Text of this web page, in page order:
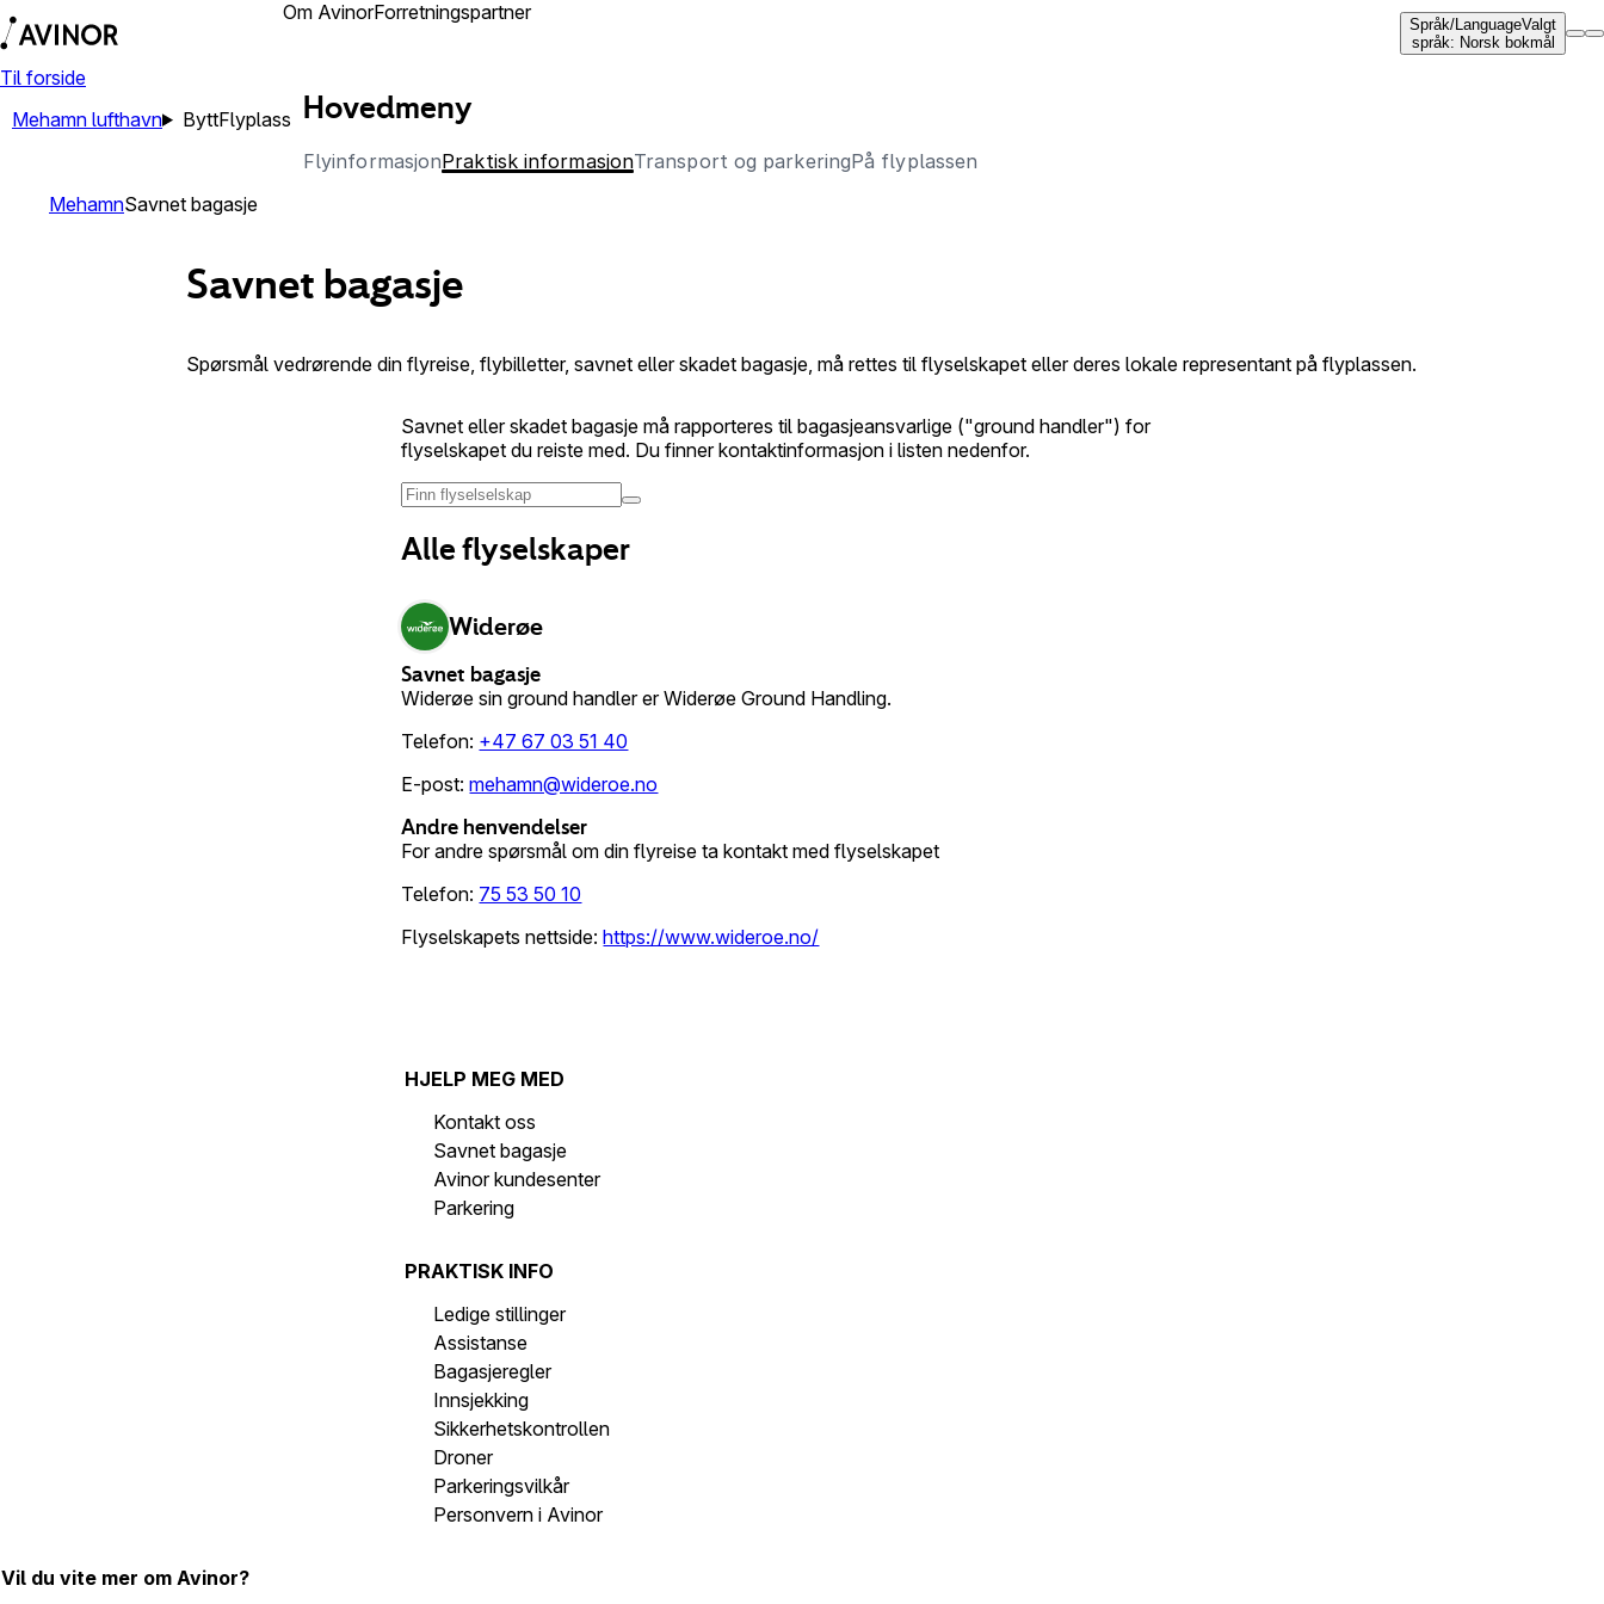
Til forside
Om AvinorForretningspartner
Mehamn lufthavn ByttFlyplass Hovedmeny
FlyinformasjonPraktisk informasjonTransport og parkeringPå flyplassen
Språk/LanguageValgt
språk: Norsk bokmål
MehamnSavnet bagasje
Savnet bagasje
Spørsmål vedrørende din flyreise, flybilletter, savnet eller skadet bagasje, må rettes til flyselskapet eller deres lokale representant på flyplassen.
Savnet eller skadet bagasje må rapporteres til bagasjeansvarlige ("ground handler") for
flyselskapet du reiste med. Du finner kontaktinformasjon i listen nedenfor.
Alle flyselskaper
Widerøe
Savnet bagasje
Widerøe sin ground handler er Widerøe Ground Handling.
Telefon: +47 67 03 51 40
E-post: mehamn@wideroe.no
Andre henvendelser
For andre spørsmål om din flyreise ta kontakt med flyselskapet
Telefon: 75 53 50 10
Flyselskapets nettside: https://www.wideroe.no/
HJELP MEG MED
Kontakt oss
Savnet bagasje
Avinor kundesenter
Parkering
PRAKTISK INFO
Ledige stillinger
Assistanse
Bagasjeregler
Innsjekking
Sikkerhetskontrollen
Droner
Parkeringsvilkår
Personvern i Avinor
Vil du vite mer om Avinor?